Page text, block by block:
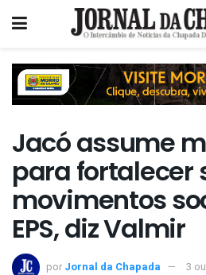
Jacó assume
para fortalecer
movimentos
EPS, diz Valmir
por Jornal da Chapada 3